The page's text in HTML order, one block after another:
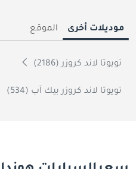
موديلات أخرى الموقع
تويوتا لاند كروزر (2186)
تويوتا لاند كروزر بيك آب (534)